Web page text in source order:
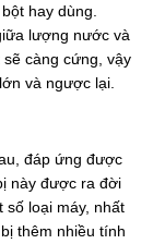
hay dùng.
lượng nước và
càng cứng, vậy
và ngược lại.
đáp ứng được
này được ra đời
số loại máy, nhất
thêm nhiều tính